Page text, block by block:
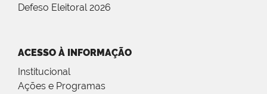
Defeso Eleitoral 2026
ACESSO À INFORMAÇÃO
Institucional
Ações e Programas